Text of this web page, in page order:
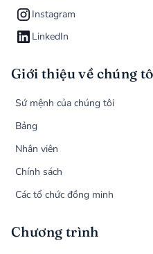
Instagram
LinkedIn
Giới thiệu về chúng
Sứ mệnh của chúng tôi
Bảng
Nhân viên
Chính sách
Các tổ chức đồng minh
Chương trình